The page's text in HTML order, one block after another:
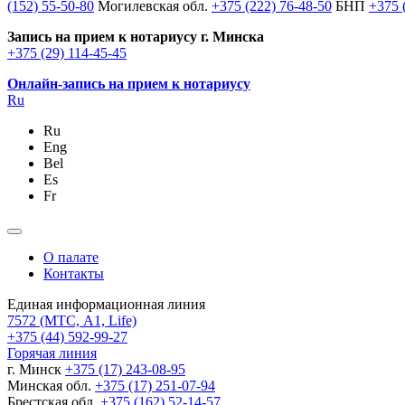
(152) 55-50-80 Могилевская обл. +375 (222) 76-48-50 БНП +375
Запись на прием к нотариусу г. Минска
+375 (29) 114-45-45
Онлайн-запись на прием к нотариусу
Ru
Ru
Eng
Bel
Es
Fr
О палате
Контакты
Единая информационная линия
7572 (МТС, A1, Life)
+375 (44) 592-99-27
Горячая линия
г. Минск +375 (17) 243-08-95
Минская обл. +375 (17) 251-07-94
Брестская обл. +375 (162) 52-14-57